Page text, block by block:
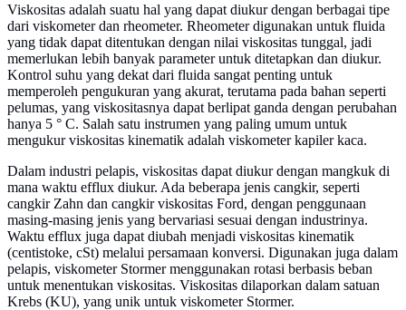
Viskositas adalah suatu hal yang dapat diukur dengan berbagai tipe
dari viskometer dan rheometer. Rheometer digunakan untuk fluida
yang tidak dapat ditentukan dengan nilai viskositas tunggal, jadi
memerlukan lebih banyak parameter untuk ditetapkan dan diukur.
Kontrol suhu yang dekat dari fluida sangat penting untuk
memperoleh pengukuran yang akurat, terutama pada bahan seperti
pelumas, yang viskositasnya dapat berlipat ganda dengan perubahan
hanya 5 ° C. Salah satu instrumen yang paling umum untuk
mengukur viskositas kinematik adalah viskometer kapiler kaca.
Dalam industri pelapis, viskositas dapat diukur dengan mangkuk di
mana waktu efflux diukur. Ada beberapa jenis cangkir, seperti
cangkir Zahn dan cangkir viskositas Ford, dengan penggunaan
masing-masing jenis yang bervariasi sesuai dengan industrinya.
Waktu efflux juga dapat diubah menjadi viskositas kinematik
(centistoke, cSt) melalui persamaan konversi. Digunakan juga dalam
pelapis, viskometer Stormer menggunakan rotasi berbasis beban
untuk menentukan viskositas. Viskositas dilaporkan dalam satuan
Krebs (KU), yang unik untuk viskometer Stormer.